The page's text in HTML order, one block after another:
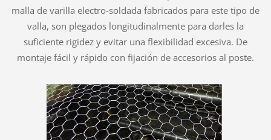
malla de varilla electro-soldada fabricados para este tipo de
valla, son plegados longitudinalmente para darles la
suficiente rigidez y evitar una flexibilidad excesiva. De
montaje fácil y rápido con fijación de accesorios al poste.